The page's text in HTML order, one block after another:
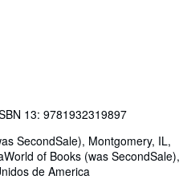
13: 9781932319897
SecondSale), Montgomery, IL,
World of Books (was SecondSale),
de America